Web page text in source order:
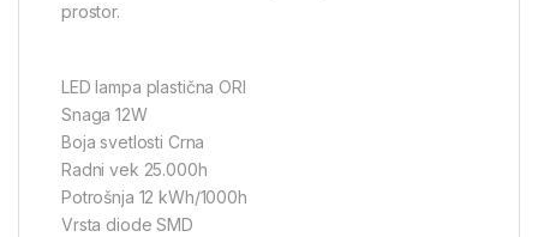
prostor.
LED lampa plastična ORI
Snaga 12W
Boja svetlosti Crna
Radni vek 25.000h
Potrošnja 12 kWh/1000h
Vrsta diode SMD